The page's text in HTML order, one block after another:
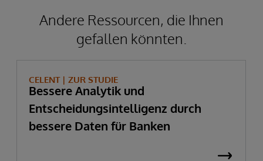
Andere Ressourcen, die Ihnen
gefallen könnten.
CELENT | ZUR STUDIE
Bessere Analytik und
Entscheidungsintelligenz durch
bessere Daten für Banken